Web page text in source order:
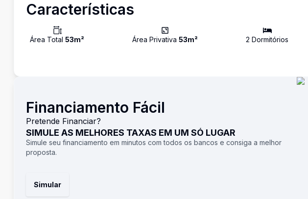
Características
Área Total 53m² Área Privativa53m² 2 Dormitórios
Financiamento Fácil
Pretende Financiar?
SIMULE AS MELHORES TAXAS EM UM SÓ LUGAR
Simule seu financiamento em minutos com todos os bancos e consiga a melhor
proposta.
Simular